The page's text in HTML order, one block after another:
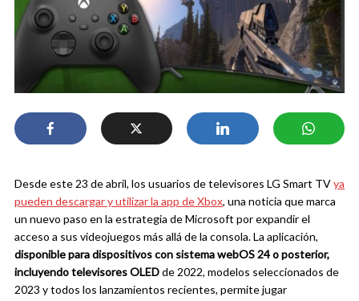
Desde este 23 de abril, los usuarios de televisores LG Smart TVya
pueden descargar y utilizar la app de Xbox, una noticia que marca
un nuevo paso en la estrategia de Microsoft por expandir el
acceso a sus videojuegos más allá de la consola. La aplicación,
disponible para dispositivos con sistema webOS 24 o posterior,
incluyendo televisores OLEDde 2022, modelos seleccionados de
2023 y todos los lanzamientos recientes, permite jugar